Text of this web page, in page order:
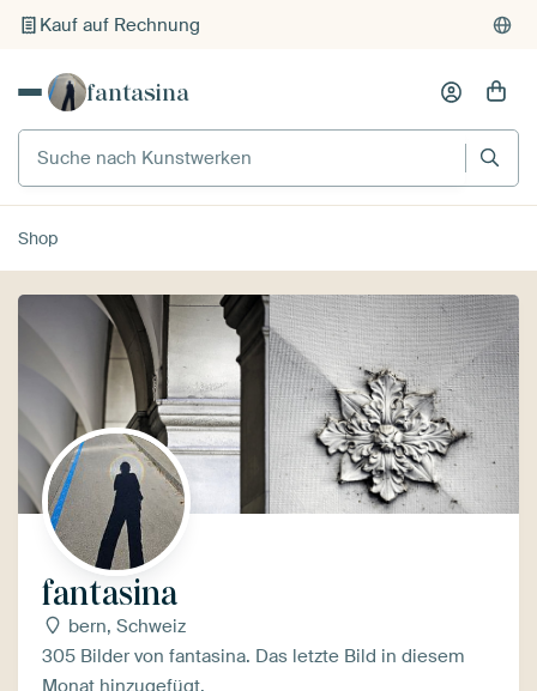
Kauf auf Rechnung
Individueller Druck auf Bestellung
fantasina
Suche nach Kunstwerken
Shop
fantasina
bern, Schweiz
305 Bilder von fantasina. Das letzte Bild in diesem
Monat hinzugefügt.